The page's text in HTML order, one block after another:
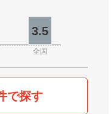
3.5
全国
で探す